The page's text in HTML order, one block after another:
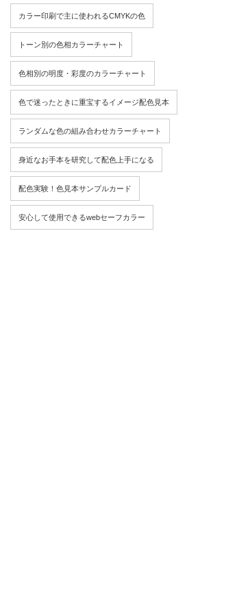
カラー印刷で主に使われるCMYKの色
トーン別の色相カラーチャート
色相別の明度・彩度のカラーチャート
色で迷ったときに重宝するイメージ配色見本
ランダムな色の組み合わせカラーチャート
身近なお手本を研究して配色上手になる
配色実験！色見本サンプルカード
安心して使用できるwebセーフカラー